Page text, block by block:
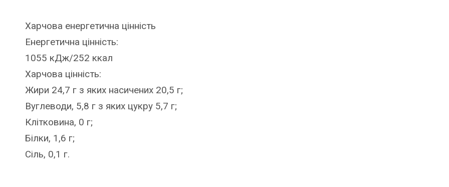
Харчова енергетична цінність
Енергетична цінність:
1055 кДж/252 ккал
Харчова цінність:
Жири 24,7 г з яких насичених 20,5 г;
Вуглеводи, 5,8 г з яких цукру 5,7 г;
Клітковина, 0 г;
Білки, 1,6 г;
Сіль, 0,1 г.